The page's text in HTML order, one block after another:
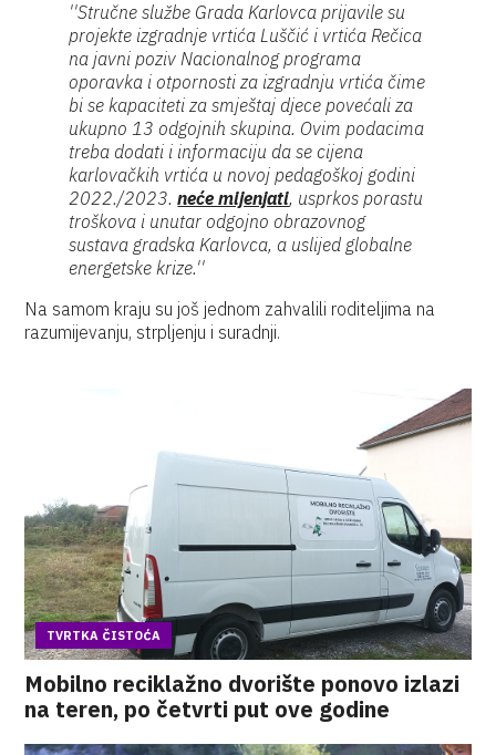
''Stručne službe Grada Karlovca prijavile su
projekte izgradnje vrtića Luščić i vrtića Rečica
na javni poziv Nacionalnog programa
oporavka i otpornosti za izgradnju vrtića čime
bi se kapaciteti za smještaj djece povećali za
ukupno 13 odgojnih skupina. Ovim podacima
treba dodati i informaciju da se cijena
karlovačkih vrtića u novoj pedagoškoj godini
2022./2023.neće mijenjati, usprkos porastu
troškova i unutar odgojno obrazovnog
sustava gradska Karlovca, a uslijed globalne
energetske krize.''
Na samom kraju su još jednom zahvalili roditeljima na
razumijevanju, strpljenju i suradnji.
TVRTKA ČISTOĆA
Mobilno reciklažno dvorište ponovo izlazi
na teren, po četvrti put ove godine